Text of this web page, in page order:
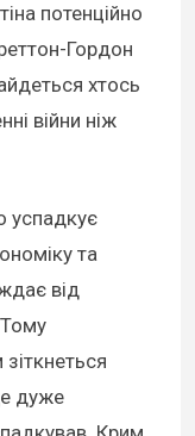
потенційно
Гордон
хтось
війни ніж
успадкує
та
від
Тому
дуже